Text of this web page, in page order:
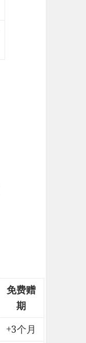
免费赠
期
+3个月